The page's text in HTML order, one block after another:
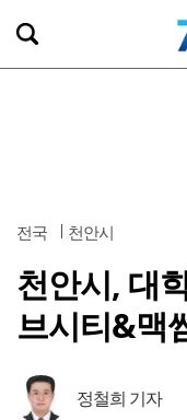
전국 천안시
천안시, 대
브시티&맥
정철희 기자